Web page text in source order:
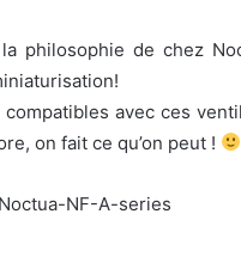
philosophie de chez
avec ces
on fait ce qu’on peut !